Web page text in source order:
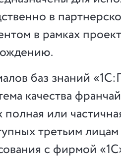
в
в рамках
баз знаний
качества
полная или
третьим
с фирмой